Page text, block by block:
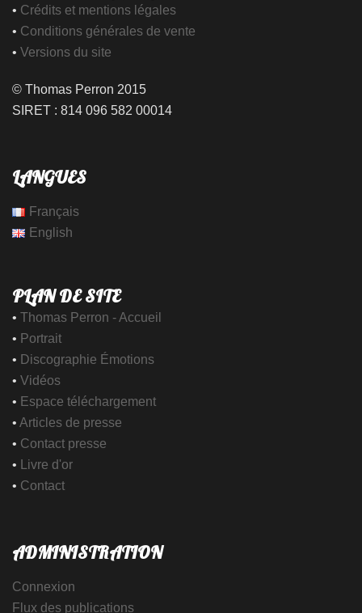
• Crédits et mentions légales
• Conditions générales de vente
• Versions du site
© Thomas Perron 2015
SIRET : 814 096 582 00014
LANGUES
Français
English
PLAN DE SITE
• Thomas Perron - Accueil
• Portrait
• Discographie Émotions
• Vidéos
• Espace téléchargement
• Articles de presse
• Contact presse
•
Livre d'or
• Contact
ADMINISTRATION
Connexion
Flux des publications